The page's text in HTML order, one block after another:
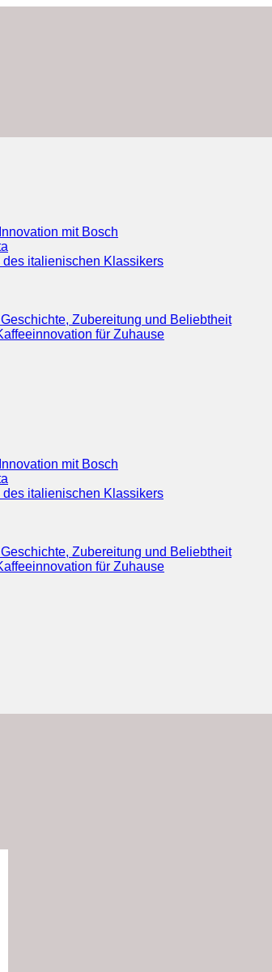
mit Bosch
italienischen Klassikers
Zubereitung und Beliebtheit
für Zuhause
mit Bosch
italienischen Klassikers
Zubereitung und Beliebtheit
für Zuhause